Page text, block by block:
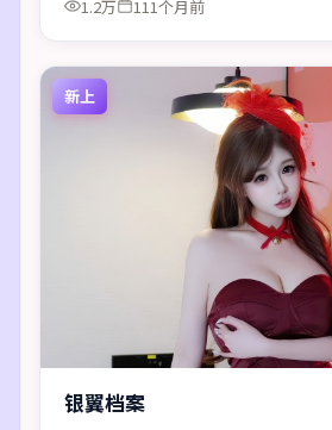
1.2万
111个月前
新上
银翼档案